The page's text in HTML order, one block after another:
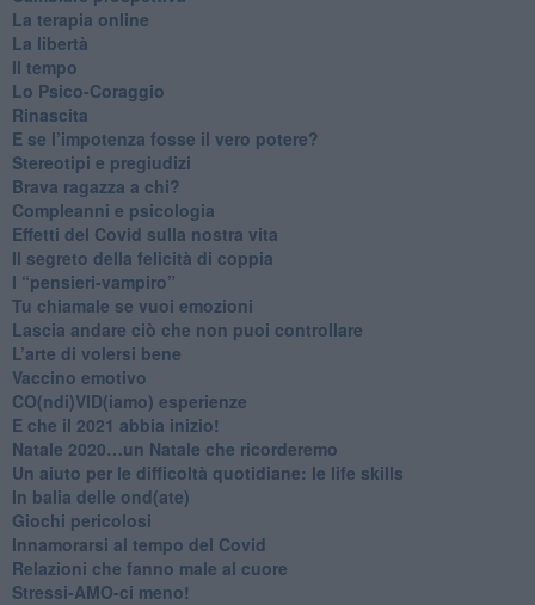
La terapia online
La libertà
​Il tempo
​Lo Psico-Coraggio
Rinascita
​E se l’impotenza fosse il vero potere?
Stereotipi e pregiudizi
​Brava ragazza a chi?
​Compleanni e psicologia
Effetti del Covid sulla nostra vita
Il segreto della felicità di coppia
​I “pensieri-vampiro”
​Tu chiamale se vuoi emozioni
​Lascia andare ciò che non puoi controllare
L’arte di volersi bene
​Vaccino emotivo
CO(ndi)VID(iamo) esperienze
​E che il 2021 abbia inizio!
​Natale 2020…un Natale che ricorderemo
Un aiuto per le difficoltà quotidiane: le life skills
​In balia delle ond(ate)
Giochi pericolosi
Innamorarsi al tempo del Covid
​Relazioni che fanno male al cuore
​Stressi-AMO-ci meno!